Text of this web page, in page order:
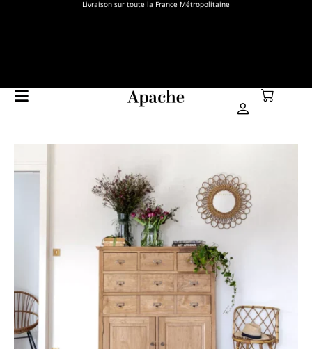
Livraison sur toute la France Métropolitaine